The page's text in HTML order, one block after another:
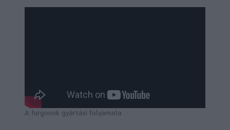
A furgonok gyártási folyamata